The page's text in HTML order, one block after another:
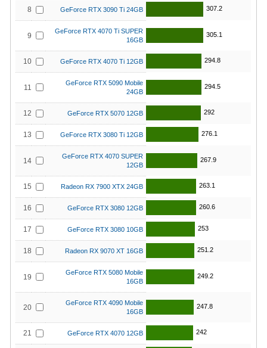
8 GeForce RTX 3090 Ti 24GB 307.2
9
GeForce RTX 4070 Ti SUPER
16GB
305.1
10 GeForce RTX 4070 Ti 12GB 294.8
11
GeForce RTX 5090 Mobile
24GB
294.5
12 GeForce RTX 5070 12GB 292
13 GeForce RTX 3080 Ti 12GB 276.1
14
GeForce RTX 4070 SUPER
12GB
267.9
15 Radeon RX 7900 XTX 24GB 263.1
16 GeForce RTX 3080 12GB 260.6
17 GeForce RTX 3080 10GB 253
18 Radeon RX 9070 XT 16GB 251.2
19
GeForce RTX 5080 Mobile
16GB
249.2
20
GeForce RTX 4090 Mobile
16GB
247.8
21 GeForce RTX 4070 12GB 242